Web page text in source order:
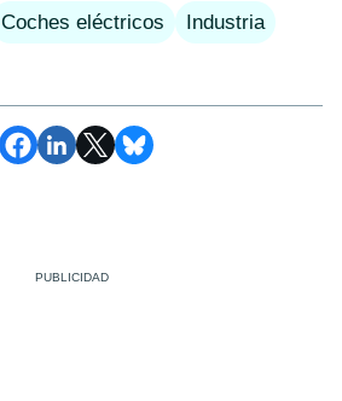
Coches eléctricos
Industria